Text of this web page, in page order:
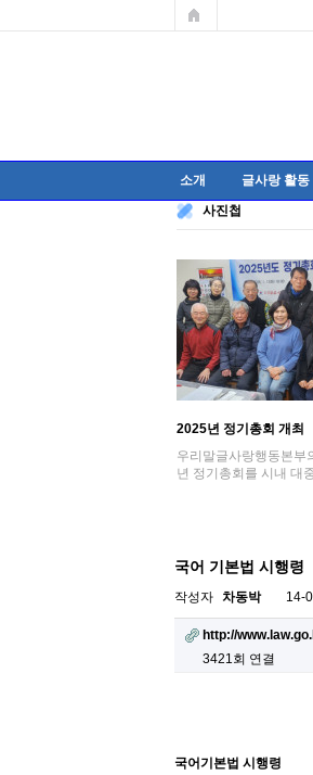
소개 글사랑 활동
사진첩
2025년 정기총회 개최
우리말글사랑행동본부
년 정기총회를 시내 대
국어 기본법 시행령
작성자 차동박 14-
http://
3421회 연결
국어기본법 시행령